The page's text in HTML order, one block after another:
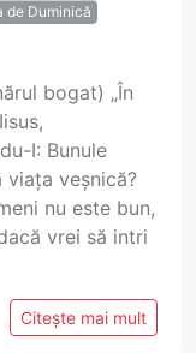
de Duminică
bogat) „În
I: Bunule
viața veșnică?
nu este bun,
vrei să intri
Citește mai mult